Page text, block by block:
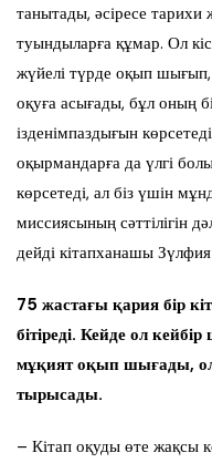
танытады, әсіресе
туындыларға құмар. Ол
жүйелі түрде оқып шығып,
оқуға асығады, бұл оның
ізденімпаздығын
оқырмандарға да үлгі
көрсетеді, ал біз үшін
миссиясының сәттілігін
дейді кітапханашы
75 жастағы қария бір
бітіреді. Кейде ол
мұқият оқып шығады,
тырысады.
– Кітап оқуды өте жақсы